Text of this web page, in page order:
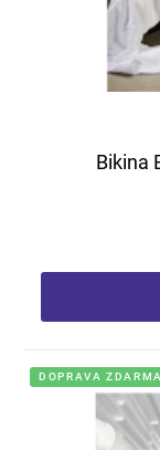
Bikina
DOPRAVA ZDARMA